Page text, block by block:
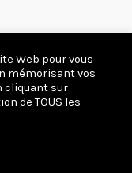
Web pour vous
mémorisant vos
cliquant sur
de TOUS les